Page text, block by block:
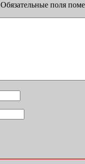
Обязательные поля